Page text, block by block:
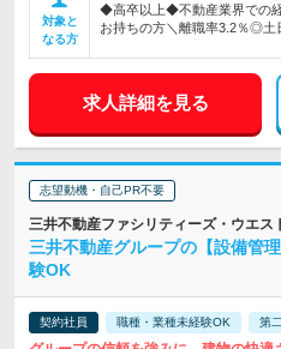
対象と
なる方
◆高卒以上◆不動産業界での
お持ちの方＼離職率3.2％◎土
求人詳細を見る
志望動機・自己PR不要
三井不動産ファシリティーズ・ウエス
三井不動産グループの【設備
験OK
契約社員 職種・業種未経験OK 第